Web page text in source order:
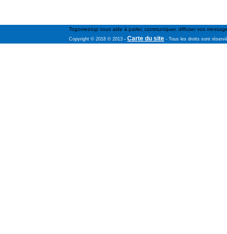
Togomeetup vous aide à parler, communiquer, diffuser vos
Copyright © 2018 © 2013 - Carte du site - Tous les droits sont